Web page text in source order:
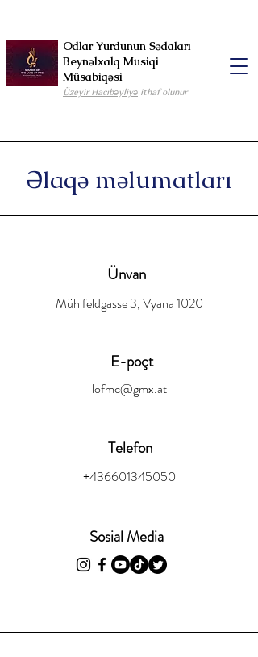
Odlar Yurdunun Sədaları
Beynəlxalq Musiqi
Müsabiqəsi
Üzeyir Hacıbəyliyə ithaf olunur
Əlaqə məlumatları
Mühlfeldgasse 3, Vyana 1020
E-poçt
lofmc@gmx.at
Telefon
+436601345050
Sosial Media
Ünvan